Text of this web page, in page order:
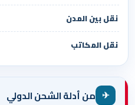
نقل بين المدن
نقل المكاتب
✈ من أدلة الشحن الدولي